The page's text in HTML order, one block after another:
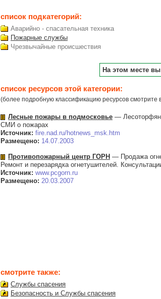
список подкатегорий:
Аварийно - спасательная техника
Пожарные службы
Чрезвычайные происшествия
На этом месте
список ресурсов этой категории:
(более подробную классификацию ресурсов смотрите
Лесные пожары в подмосковье —
СМИ о пожарах
Источник: fire.nad.ru/hotnews_msk.htm
Размещено: 14.07.2003
Противопожарный центр ГОРН — Продажа
Ремонт и перезарядка огнетушителей.
Источник: www.pcgorn.ru
Размещено: 20.03.2007
смотрите также:
Службы спасения
Безопасность и Службы спасения